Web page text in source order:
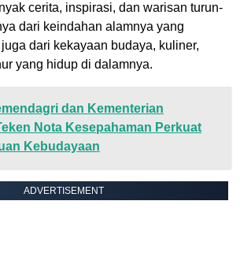
cerita, inspirasi, dan warisan turun-
dari keindahan alamnya yang
dari kekayaan budaya, kuliner,
yang hidup di dalamnya.
dan Kementerian
Nota Kesepahaman Perkuat
Kebudayaan
ADVERTISEMENT